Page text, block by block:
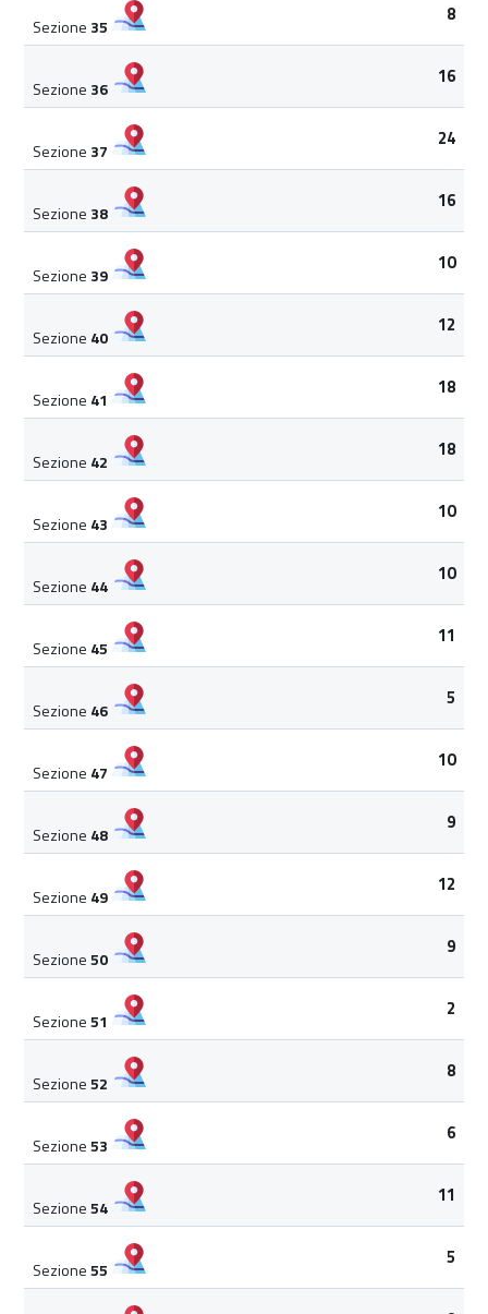
Sezione 35
8
Sezione 36
16
Sezione 37
24
Sezione 38
16
Sezione 39
10
Sezione 40
12
Sezione 41
18
Sezione 42
18
Sezione 43
10
Sezione 44
10
Sezione 45
11
Sezione 46
5
Sezione 47
10
Sezione 48
9
Sezione 49
12
Sezione50
9
Sezione51
2
Sezione52
8
Sezione53
6
Sezione54
11
Sezione55
5